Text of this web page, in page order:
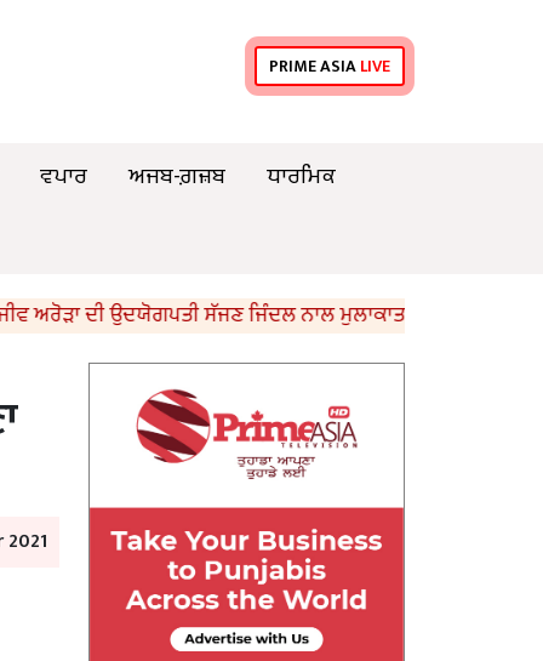
PRIME ASIALIVE
ਵਪਾਰ ਅਜਬ-ਗ਼ਜ਼ਬ
ਧਾਰਮਿਕ
ਦੀ ਉਦਯੋਗਪਤੀ ਸੱਜਣ ਜਿੰਦਲ ਨਾਲ ਮੁਲਾਕਾਤ; ਇਸਪਾਤ ਖੇਤਰ ‘ਚ